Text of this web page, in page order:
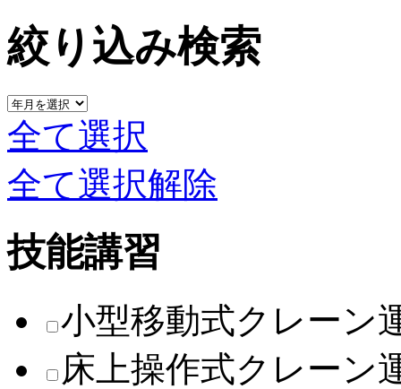
絞り込み検索
全て選択
全て選択解除
技能講習
小型移動式クレーン
床上操作式クレーン